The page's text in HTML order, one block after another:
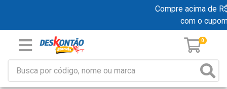
Compre acima de
com o
0